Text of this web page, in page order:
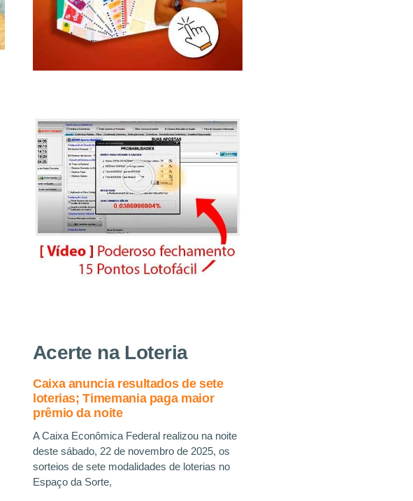
Acerte na Loteria
Caixa anuncia resultados de sete
loterias; Timemania paga maior
prêmio da noite
A Caixa Econômica Federal realizou na noite
deste sábado, 22 de novembro de 2025, os
sorteios de sete modalidades de loterias no
Espaço da Sorte,